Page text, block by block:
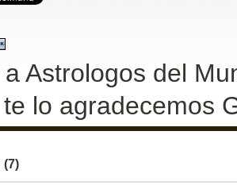
Astrologos del
lo agradecemos
(7)